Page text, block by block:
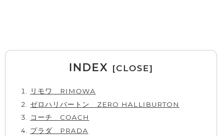
INDEX
リモワ RIMOWA
ゼロハリバートン ZERO HALLIBURTON
コーチ COACH
プラダ PRADA